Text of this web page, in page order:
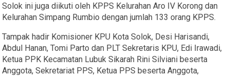
Solok ini juga diikuti oleh KPPS Kelurahan Aro IV Korong dan
Kelurahan Simpang Rumbio dengan jumlah 133 orang KPPS.
Tampak hadir Komisioner KPU Kota Solok, Desi Harisandi,
Abdul Hanan, Tomi Parto dan PLT Sekretaris KPU, Edi Irawadi,
Ketua PPK Kecamatan Lubuk Sikarah Rini Silviani beserta
Anggota, Sekretariat PPS, Ketua PPS beserta Anggota,